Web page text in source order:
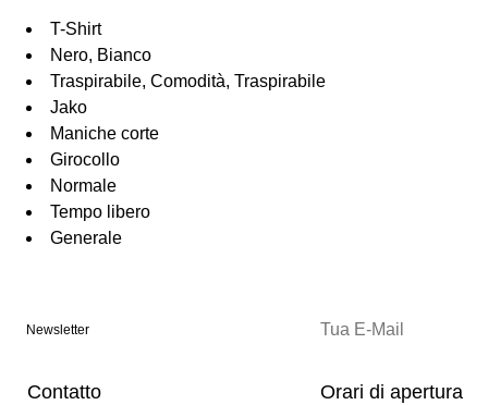
T-Shirt
Nero, Bianco
Traspirabile, Comodità, Traspirabile
Jako
Maniche corte
Girocollo
Normale
Tempo libero
Generale
Newsletter
Contatto Orari di apertura